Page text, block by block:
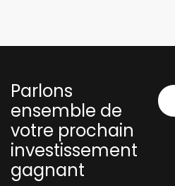
Parlons
ensemble de
votre prochain
investissement
gagnant